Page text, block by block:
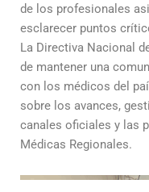
de los profesionales
esclarecer puntos
La Directiva Nacional
de mantener una
con los médicos del
sobre los avances,
canales oficiales y las
Médicas Regionales.